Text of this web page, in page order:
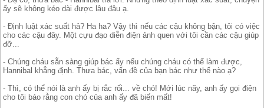
ấy sẽ không kéo dài được lâu đâu ạ.
- Định luật xác suất hả? Ha ha? Vậy thì nếu các cậu không bận, tôi có việc
cho các cậu đây. Một cựu đạo diễn điện ảnh quen với tôi cần các cậu giúp
đỡ...
- Chúng cháu sẵn sàng giúp bác ấy nếu chúng cháu có thể làm được,
Hannibal khẳng định. Thưa bác, vấn đề của bạn bác như thế nào ạ?
- Thì, có thể nói là anh ấy bị rắc rối... về chó! Mới lúc nãy, anh ấy gọi điện
cho tôi báo rằng con chó của anh ấy đã biến mất!